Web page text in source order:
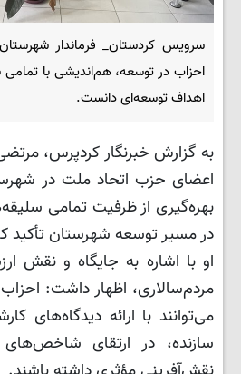
سرویس کردستان_ فرماندار
احزاب در توسعه، هم‌اندیشی با تمامی
اهداف توسعه‌ای دانست.
به گزارش خبرنگار کردپرس،
اعضای حزب اتحاد ملت در
بهره‌گیری از ظرفیت تمامی
در مسیر توسعه شهرستان تأکید
او با اشاره به جایگاه و نقش
مردم‌سالاری، اظهار داشت:
می‌توانند با ارائه دیدگاه‌های
سازنده، در ارتقای